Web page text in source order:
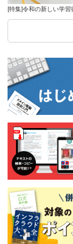
[特集]令和の新しい学